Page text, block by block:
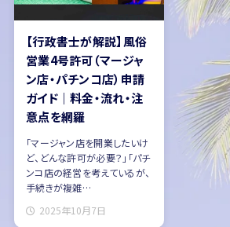
【行政書士が解説】風俗
営業4号許可（マージャ
ン店・パチンコ店）申請
ガイド｜料金・流れ・注
意点を網羅
「マージャン店を開業したいけ
ど、どんな許可が必要？」「パチ
ンコ店の経営を考えているが、
手続きが複雑…
2025年10月7日